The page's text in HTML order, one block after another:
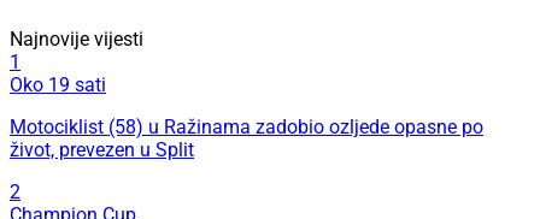
Najnovije vijesti
1
Oko 19 sati
Motociklist (58) u Ražinama zadobio ozljede opasne po
život, prevezen u Split
2